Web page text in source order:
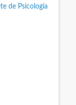
de Psicología